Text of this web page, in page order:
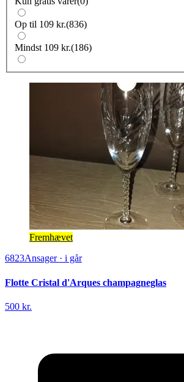
Op til 109 kr.(836)
Mindst 109 kr.(186)
Fremhævet
6823Ansager· i går
Flotte Cristal d'Arques champagneglas
500 kr.